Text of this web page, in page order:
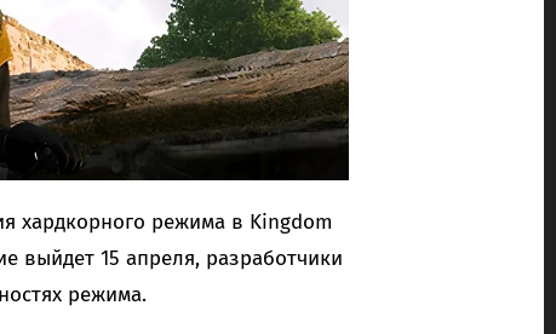
хардкорного режима в Kingdom
выйдет 15 апреля, разработчики
режима.